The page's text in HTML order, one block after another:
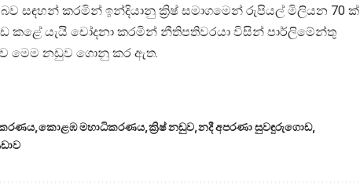
බව සඳහන් කරමින් ඉන්දියානු ක්‍රිෂ් සමාගමෙන් රුපියල් මිලියන 70 ක්
කළේ යැයි චෝදනා කරමින් නීතිපතිවරයා විසින් පාර්ලිමේන්තු
මෙම නඩුව ගොනු කර ඇත.
කොළඹ මහාධිකරණය ක්‍රිෂ් නඩුව නදී අපරණා සුවඳුරුගොඩ